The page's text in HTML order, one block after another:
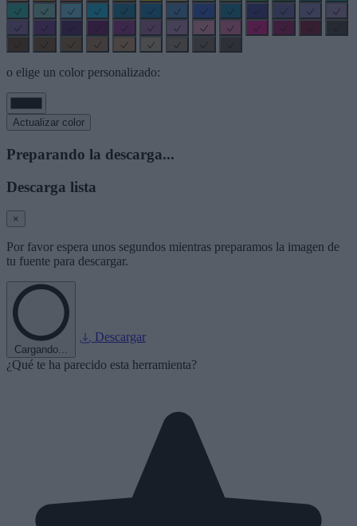
o elige un color personalizado:
Actualizar color
Preparando la descarga...
Descarga lista
×
Por favor espera unos segundos mientras preparamos la imagen de
tu fuente para descargar.
Cargando...
Descargar
¿Qué te ha parecido esta herramienta?